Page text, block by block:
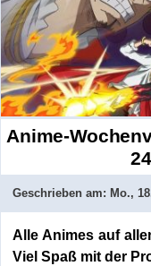
Anime-
Geschrieben am: Mo.,
Alle Animes auf
Viel Spaß mit der